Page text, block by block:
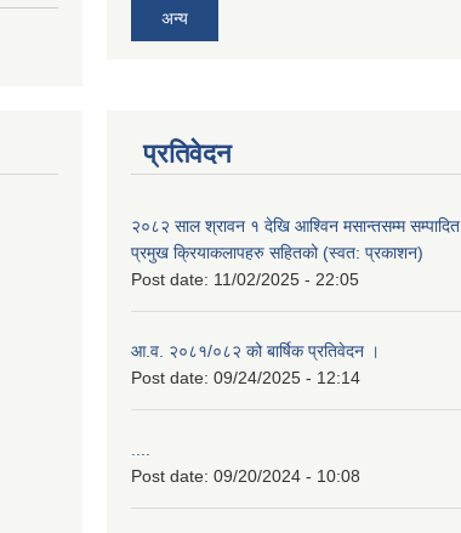
अन्य
प्रतिवेदन
२०८२ साल श्रावन १ देखि आश्विन मसान्तसम्म सम्पादित
प्रमुख क्रियाकलापहरु सहितको (स्वत: प्रकाशन)
Post date: 11/02/2025 - 22:05
आ.व. २०८१/०८२ को बार्षिक प्रतिवेदन ।
Post date: 09/24/2025 - 12:14
Post date: 09/20/2024 - 10:08